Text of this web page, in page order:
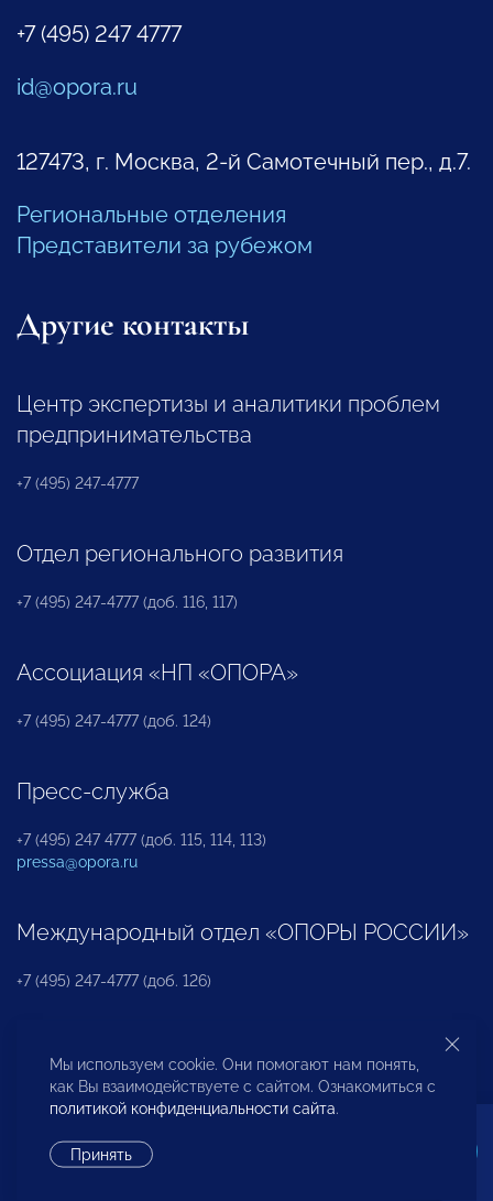
+7 (495) 247 4777
id@opora.ru
127473, г. Москва, 2-й Самотечный пер., д.7.
Региональные отделения
Представители за рубежом
Другие контакты
Центр экспертизы и аналитики проблем
предпринимательства
+7 (495) 247-4777
Отдел регионального развития
+7 (495) 247-4777 (доб. 116, 117)
Ассоциация «НП «ОПОРА»
+7 (495) 247-4777 (доб. 124)
Пресс-служба
+7 (495) 247 4777 (доб. 115, 114, 113)
pressa@opora.ru
Международный отдел «ОПОРЫ РОССИИ»
+7 (495) 247-4777 (доб. 126)
Бюро по защите прав предпринимателей и
инвесторов
Мы используем cookie. Они помогают нам понять,
как Вы взаимодействуете с сайтом. Ознакомиться с
политикой конфиденциальности сайта.
Принять